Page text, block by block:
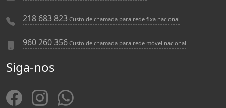
218 683 823 Custo de chamada para rede fixa nacional
960 260 356 Custo de chamada para rede móvel nacional
Siga-nos